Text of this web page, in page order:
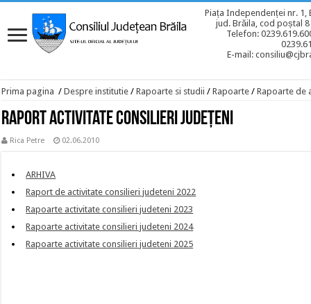
Piața Independenței nr. 1,
jud. Brăila, cod poștal
Telefon:
E-mail:
Prima pagina / Despre institutie / Rapoarte si studii / Rapoarte / Rapoarte de
Raport activitate consilieri judeţeni
Rica Petre 02.06.2010
ARHIVA
Raport de activitate consilieri judeteni 2022
Rapoarte activitate consilieri judeteni 2023
Rapoarte activitate consilieri judeteni 2024
Rapoarte activitate consilieri judeteni 2025